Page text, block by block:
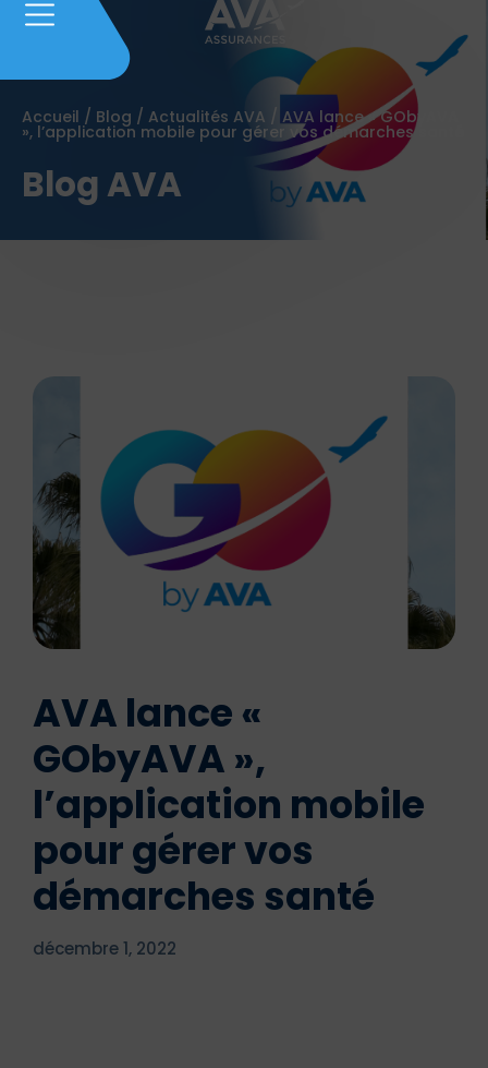
Accueil / Blog / Actualités AVA / AVA lance « GObyAVA
», l’application mobile pour gérer vos démarches santé
Blog AVA
AVA lance «
GObyAVA »,
l’application mobile
pour gérer vos
démarches santé
décembre 1, 2022